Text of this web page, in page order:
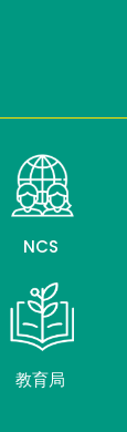
NCS
教育局